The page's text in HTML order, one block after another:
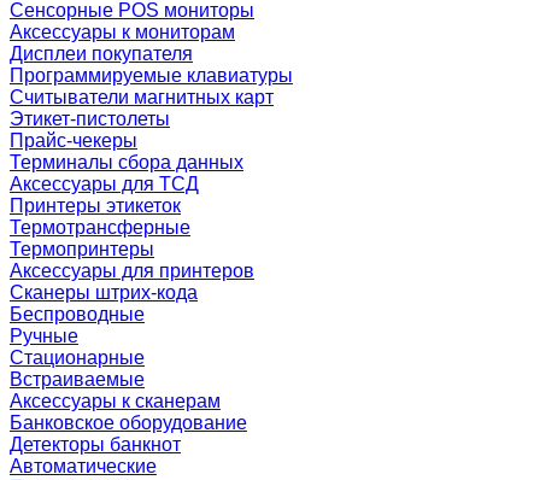
Сенсорные POS мониторы
Аксессуары к мониторам
Дисплеи покупателя
Программируемые клавиатуры
Считыватели магнитных карт
Этикет-пистолеты
Прайс-чекеры
Терминалы сбора данных
Аксессуары для ТСД
Принтеры этикеток
Термотрансферные
Термопринтеры
Аксессуары для принтеров
Сканеры штрих-кода
Беспроводные
Ручные
Стационарные
Встраиваемые
Аксессуары к сканерам
Банковское оборудование
Детекторы банкнот
Автоматические